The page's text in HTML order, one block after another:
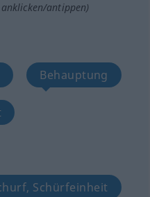
antippen)
Behauptung
Schürfeinheit